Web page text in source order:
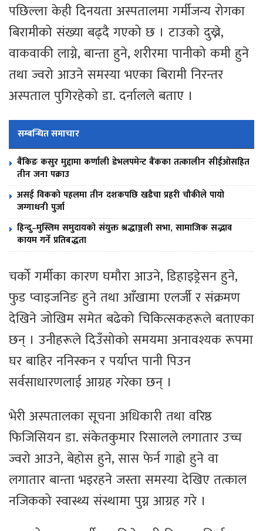
पछिल्ला केही दिनयता अस्पतालमा गर्मीजन्य रोगका
बिरामीको संख्या बढ्दै गएको छ । टाउको दुख्ने,
वाकवाकी लाग्ने, बान्ता हुने, शरीरमा पानीको कमी हुने
तथा ज्वरो आउने समस्या भएका बिरामी निरन्तर
अस्पताल पुगिरहेको डा. दर्नालले बताए ।
सम्बन्धित समाचार
बैंकिङ कसुर मुद्दामा कर्णाली डेभलपमेन्ट बैंकका तत्कालीन सीईओसहित
तीन जना पक्राउ
असई विकको पहलमा तीन दशकपछि खडैचा प्रहरी चौकीले पायो
जग्गाधनी पुर्जा
हिन्दु–मुस्लिम समुदायको संयुक्त श्रद्धाञ्जली सभा, सामाजिक सद्भाव
कायम गर्ने प्रतिबद्धता
चर्को गर्मीका कारण घमौरा आउने, डिहाइड्रेसन हुने,
फुड प्वाइजनिङ हुने तथा आँखामा एलर्जी र संक्रमण
देखिने जोखिम समेत बढेको चिकित्सकहरूले बताएका
छन् । उनीहरूले दिउँसोको समयमा अनावश्यक रूपमा
घर बाहिर ननिस्कन र पर्याप्त पानी पिउन
सर्वसाधारणलाई आग्रह गरेका छन् ।
भेरी अस्पतालका सूचना अधिकारी तथा वरिष्ठ
फिजिसियन डा. संकेतकुमार रिसालले लगातार उच्च
ज्वरो आउने, बेहोस हुने, सास फेर्न गाह्रो हुने वा
लगातार बान्ता भइरहने जस्ता समस्या देखिए तत्काल
नजिकको स्वास्थ्य संस्थामा पुग्न आग्रह गरे ।